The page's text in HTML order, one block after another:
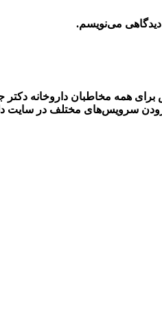
دیدگاهی می‌نویسم.
همه مخاطبان داروخانه دکتر
سرویس‌های مختلف در سایت